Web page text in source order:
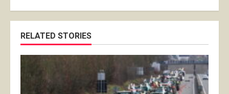
RELATED STORIES